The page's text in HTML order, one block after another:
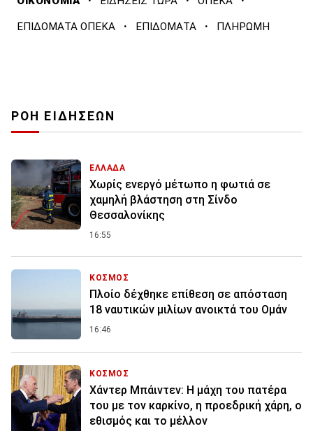
ΕΠΙΔΟΜΑΤΑ ΟΠΕΚΑ · ΕΠΙΔΟΜΑΤΑ · ΠΛΗΡΩΜΗ
ΡΟΗ ΕΙΔΗΣΕΩΝ
ΕΛΛΑΔΑ
Χωρίς ενεργό μέτωπο η φωτιά σε
χαμηλή βλάστηση στη Σίνδο
Θεσσαλονίκης
16:55
ΚΟΣΜΟΣ
Πλοίο δέχθηκε επίθεση σε απόσταση
18 ναυτικών μιλίων ανοικτά του Ομάν
16:46
ΚΟΣΜΟΣ
Χάντερ Μπάιντεν: Η μάχη του πατέρα
του με τον καρκίνο, η προεδρική χάρη, ο
εθισμός και το μέλλον